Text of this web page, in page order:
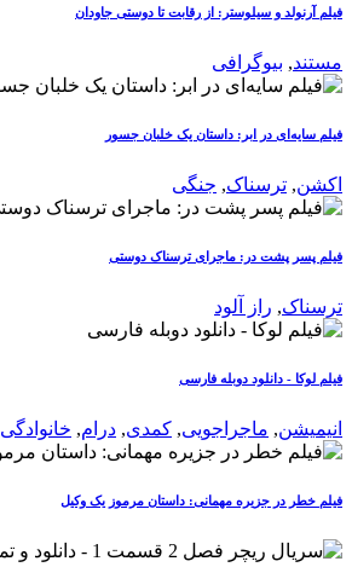
فیلم آرنولد و سیلوستر: از رقابت تا دوستی جاودان
مستند, بیوگرافی
فیلم سایه‌ای در ابر: داستان یک خلبان جسور
اکشن, ترسناک, جنگی
فیلم پسر پشت در: ماجرای ترسناک دوستی
ترسناک, راز آلود
فیلم لوکا - دانلود دوبله فارسی
انیمیشن, ماجراجویی, کمدی, درام, خانوادگی
فیلم خطر در جزیره مهمانی: داستان مرموز یک وکیل